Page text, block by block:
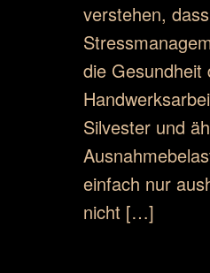
verstehen, dass
die
Silvester und
einfach nur
nicht […]